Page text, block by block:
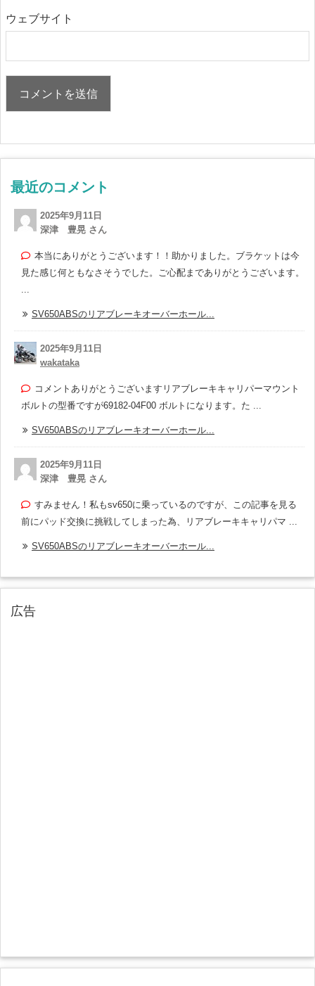
ウェブサイト
最近のコメント
2025年9月11日
深津 豊晃 さん
本当にありがとうございます！！助かりました。ブラケットは今
見た感じ何ともなさそうでした。ご心配までありがとうございます。
SV650ABSのリアブレーキオーバーホール...
2025年9月11日
wakataka
コメントありがとうございますリアブレーキキャリパーマウント
ボルトの型番ですが69182-04F00 ボルトになります。た ...
SV650ABSのリアブレーキオーバーホール...
2025年9月11日
深津 豊晃 さん
すみません！私もsv650に乗っているのですが、この記事を見る
前にパッド交換に挑戦してしまった為、リアブレーキキャリパマ ...
SV650ABSのリアブレーキオーバーホール...
広告